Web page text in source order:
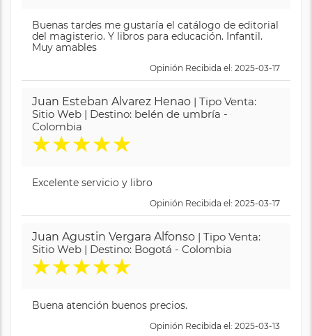
Buenas tardes me gustaría el catálogo de editorial
del magisterio. Y libros para educación. Infantil.
Muy amables
Opinión Recibida el: 2025-03-17
Juan Esteban Alvarez Henao | Tipo Venta:
Sitio Web | Destino: belén de umbría -
Colombia
★★★★★
Excelente servicio y libro
Opinión Recibida el: 2025-03-17
Juan Agustin Vergara Alfonso | Tipo Venta:
Sitio Web | Destino: Bogotá - Colombia
★★★★★
Buena atención buenos precios.
Opinión Recibida el: 2025-03-13